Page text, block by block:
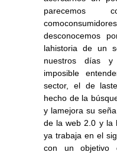
parecemos
desconocemos
lahistoria de un
nuestros días y
imposible
sector, el de
hecho de la
y lamejora su
de la web 2.0 y la
ya trabaja en el
con un objetivo